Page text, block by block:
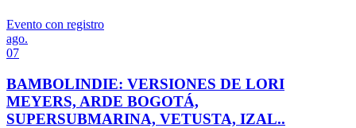
Evento con registro
ago.
07
BAMBOLINDIE: VERSIONES DE LORI
MEYERS, ARDE BOGOTÁ,
SUPERSUBMARINA, VETUSTA, IZAL..